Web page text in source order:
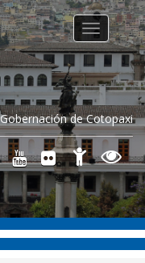
Gobernación de Cotopaxi
Toggle